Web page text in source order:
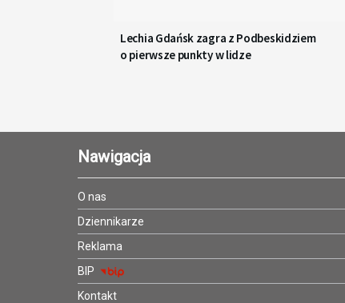
Lechia Gdańsk zagra z Podbeskidziem
o pierwsze punkty w lidze
Nawigacja
O nas
Dziennikarze
Reklama
BIP
Kontakt